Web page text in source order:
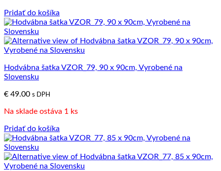
Pridať do košíka
Hodvábna šatka VZOR_79, 90 x 90cm, Vyrobené na
Slovensku
€ 49.00 s DPH
Na sklade ostáva 1 ks
Pridať do košíka